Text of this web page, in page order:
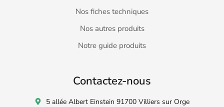
Nos fiches techniques
Nos autres produits
Notre guide produits
Contactez-nous
5 allée Albert Einstein 91700 Villiers sur Orge